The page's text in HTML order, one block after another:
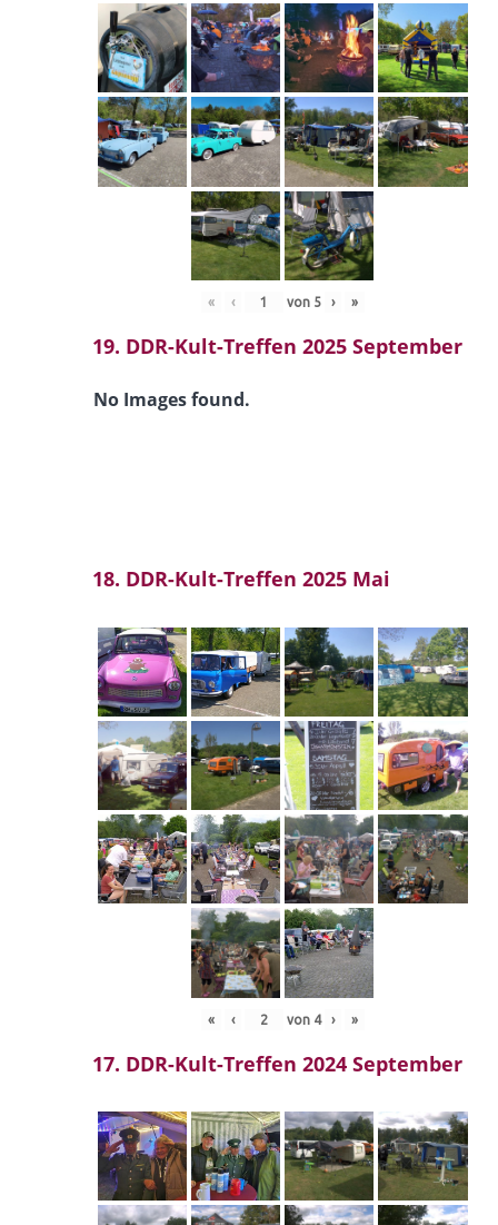
« ‹ von 5 › »
19. DDR-Kult-Treffen 2025 September
No Images found.
18. DDR-Kult-Treffen 2025 Mai
« ‹ von 4 › »
17. DDR-Kult-Treffen 2024 September